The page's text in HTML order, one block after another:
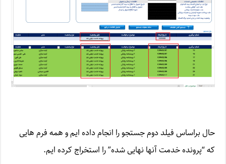
حال براساس فیلد دوم جستجو را انجام داده ایم و همه فرم هایی
که “پرونده خدمت آنها نهایی شده” را استخراج کرده ایم.